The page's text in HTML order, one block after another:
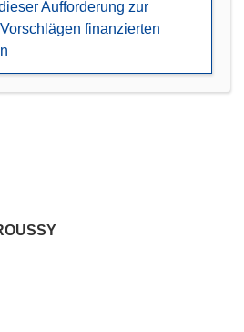
Aufforderung zur
finanzierten